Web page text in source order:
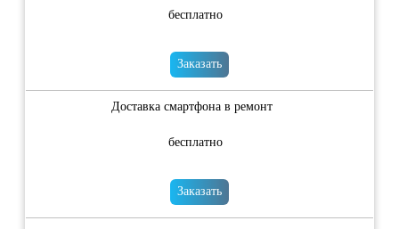
бесплатно
Заказать
Доставка смартфона в ремонт
бесплатно
Заказать